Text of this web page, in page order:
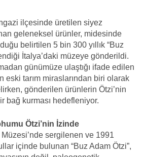
ilçesinde üretilen siyez
geleneksel ürünler, midesinde
belirtilen 5 bin 300 yıllık “Buz
İtalya’daki müzeye gönderildi.
günümüze ulaştığı ifade edilen
eski tarım miraslarından biri olarak
gönderilen ürünlerin Ötzi’nin
bağ kurması hedefleniyor.
Ötzi’nin İzinde
sergilenen ve 1991
içinde bulunan “Buz Adam Ötzi”,